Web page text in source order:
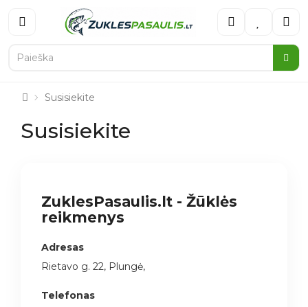
Susisiekite
Susisiekite
ZuklesPasaulis.lt - Žūklės
reikmenys
Adresas
Rietavo g. 22, Plungė,
Telefonas